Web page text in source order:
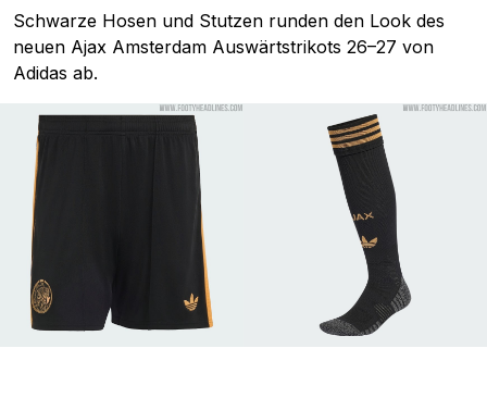
Schwarze Hosen und Stutzen runden den Look des
neuen Ajax Amsterdam Auswärtstrikots 26–27 von
Adidas ab.